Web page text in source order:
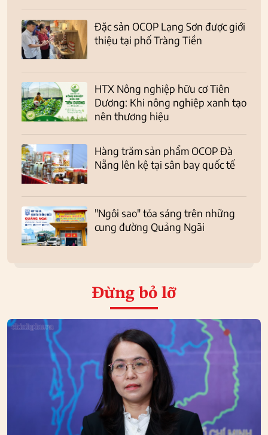
Đặc sản OCOP Lạng Sơn được giới
thiệu tại phố Tràng Tiền
HTX Nông nghiệp hữu cơ Tiên
Dương: Khi nông nghiệp xanh tạo
nên thương hiệu
Hàng trăm sản phẩm OCOP Đà
Nẵng lên kệ tại sân bay quốc tế
"Ngôi sao" tỏa sáng trên những
cung đường Quảng Ngãi
Đừng bỏ lỡ